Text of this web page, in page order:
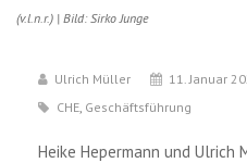
(v.l.n.r.) | Bild: Sirko Junge
Ulrich Müller 11. Januar
CHE Geschäftsführung
Heike Hepermann und Ulrich